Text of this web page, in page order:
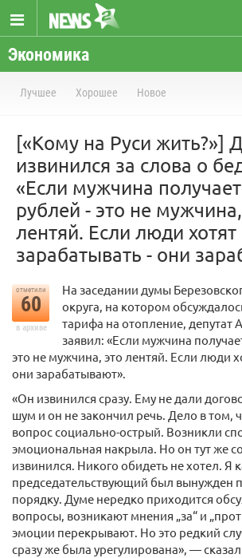
Экономика
Лучшее Хорошее Новое
[«Кому на Руси жить?»]
извинился за слова о
«Если мужчина
рублей - это не
лентяй. Если люди хотят
зарабатывать - они
отметили
60
в архиве
На заседании думы
округа, на котором
тарифа на отопление, депутат
заявил: «Если мужчина
это не мужчина, это лентяй. Если люди
они зарабатывают».
«Он извинился сразу. Ему не дали
шум и он не закончил речь. Дело в том,
вопрос социально-острый. Возникли
эмоциональная накрыла. Но он тут же
извинился. Никого обидеть не хотел. Я
председательствующий был вынужден
порядку. Думе нередко приходится
вопросы, возникают мнения „за“ и
эмоции перекрывают. Но это редкий
сразу же была урегулирована», —